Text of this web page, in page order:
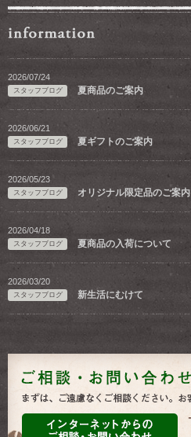
2026/07/24
スタッフブログ 夏商品のご案内
2026/06/21
スタッフブログ 夏ギフトのご案内
2026/05/23
スタッフブログ オリジナル限定品のご案内
2026/04/18
スタッフブログ 夏商品の入荷について
2026/03/20
スタッフブログ 新生活にむけて